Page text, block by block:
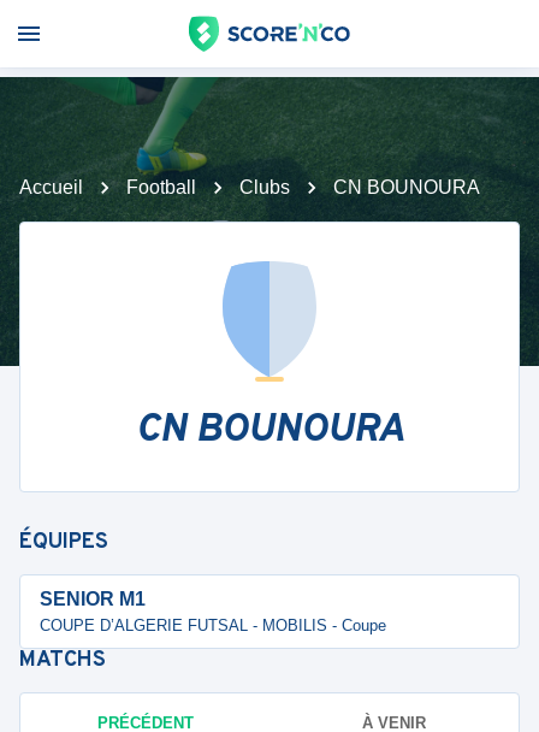
Accueil Football Clubs CN BOUNOURA
CN BOUNOURA
ÉQUIPES
SENIOR M1
COUPE D’ALGERIE FUTSAL - MOBILIS - Coupe
MATCHS
PRÉCÉDENT À VENIR